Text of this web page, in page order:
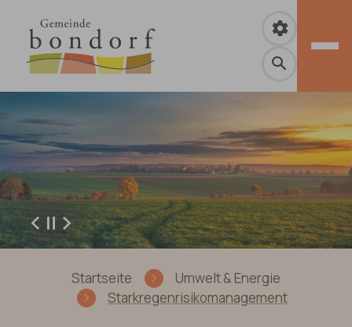
ZurückWeiter
Startseite
Umwelt & Energie
Starkregenrisikomanagement